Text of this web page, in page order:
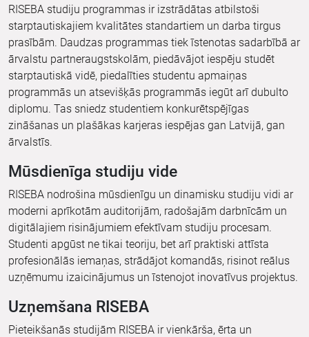
RISEBA studiju programmas ir izstrādātas atbilstoši
starptautiskajiem kvalitātes standartiem un darba tirgus
prasībām. Daudzas programmas tiek īstenotas sadarbībā ar
ārvalstu partneraugstskolām, piedāvājot iespēju studēt
starptautiskā vidē, piedalīties studentu apmaiņas
programmās un atsevišķās programmās iegūt arī dubulto
diplomu. Tas sniedz studentiem konkurētspējīgas
zināšanas un plašākas karjeras iespējas gan Latvijā, gan
ārvalstīs.
Mūsdienīga studiju vide
RISEBA nodrošina mūsdienīgu un dinamisku studiju vidi ar
moderni aprīkotām auditorijām, radošajām darbnīcām un
digitālajiem risinājumiem efektīvam studiju procesam.
Studenti apgūst ne tikai teoriju, bet arī praktiski attīsta
profesionālās iemaņas, strādājot komandās, risinot reālus
uzņēmumu izaicinājumus un īstenojot inovatīvus projektus.
Uzņemšana RISEBA
Pieteikšanās studijām RISEBA ir vienkārša, ērta un